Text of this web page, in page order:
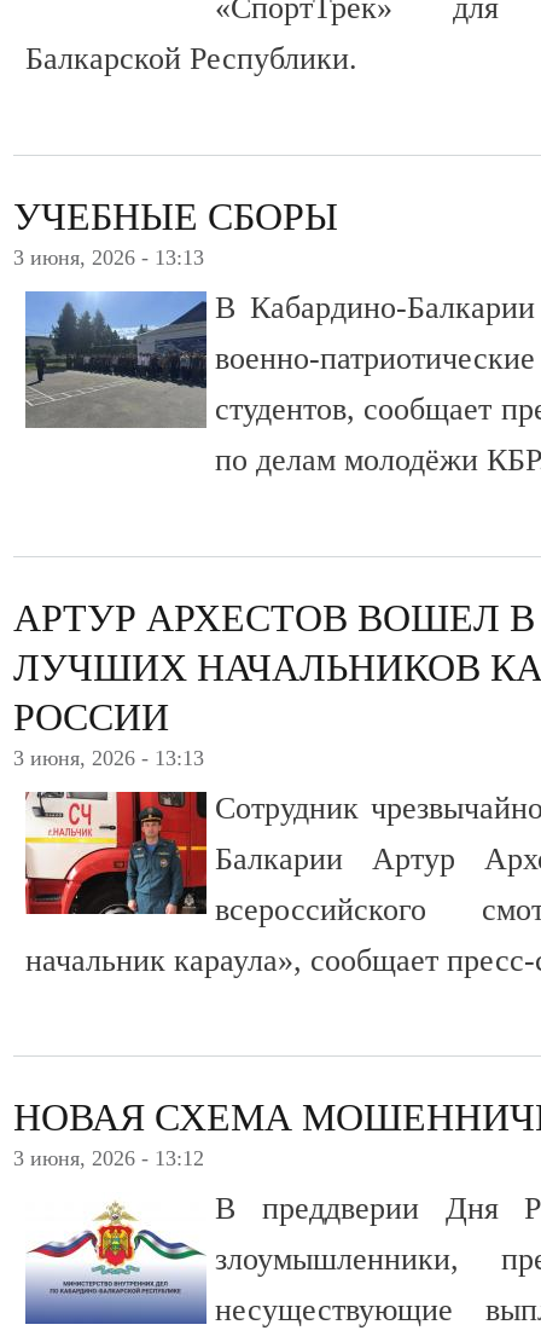
«СпортТрек» для
Балкарской Республики.
УЧЕБНЫЕ СБОРЫ
3 июня, 2026 - 13:13
В Кабардино-
военно-
студентов, сообщает
по делам молодёжи
АРТУР АРХЕСТОВ ВОШЕЛ
ЛУЧШИХ НАЧАЛЬНИКОВ
РОССИИ
3 июня, 2026 - 13:13
Сотрудник
Балкарии Артур
всероссийского
начальник караула», сообщает
НОВАЯ СХЕМА
3 июня, 2026 - 13:12
В преддверии Дня
злоумышленники,
несуществующие